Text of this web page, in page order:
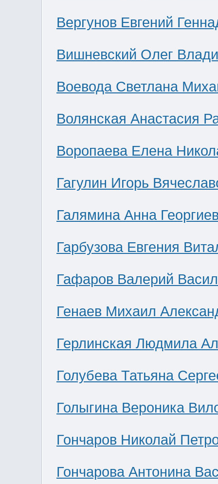
Вергунов Евгений
Вишневский Олег
Воевода Светлана
Волянская Анастасия
Воропаева Елена
Гагулин Игорь
Галямина Анна
Гарбузова Евгения
Гафаров Валерий
Генаев Михаил
Герлинская Людмила
Голубева Татьяна
Голыгина Вероника
Гончаров Николай
Гончарова Антонина